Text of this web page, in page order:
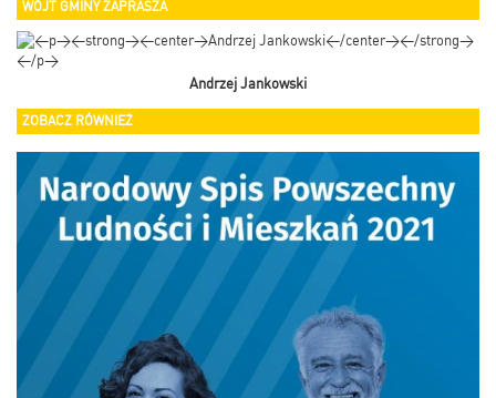
WÓJT GMINY ZAPRASZA
Andrzej Jankowski
ZOBACZ RÓWNIEŻ